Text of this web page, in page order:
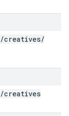
/creatives/
/creatives